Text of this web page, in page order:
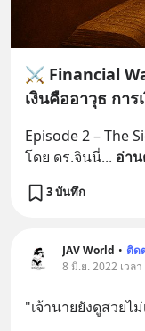
⚔️ Financial
เงินคืออาวุธ กา
Episode 2 – The
โดย ดร.จินนี่... อ่า
3 บันทึก
JAV World • ติด
8 มิ.ย. 2022 เวล
"เจ้านายยังดูสวยไ